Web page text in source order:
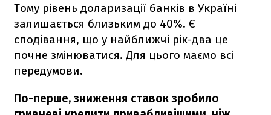
Тому рівень доларизації банків в Україні
залишається близьким до 40%. Є
сподівання, що у найближчі рік-два це
почне змінюватися. Для цього маємо всі
передумови.
По-перше, зниження ставок зробило